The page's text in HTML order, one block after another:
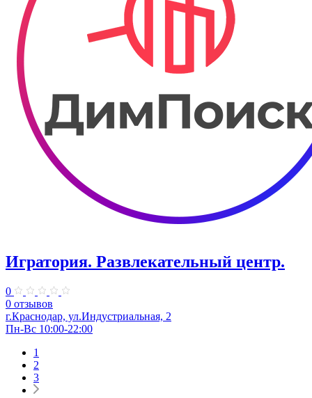
Игратория. Развлекательный центр.
0
0 отзывов
г.Краснодар, ул.Индустриальная, 2
Пн-Вс 10:00-22:00
1
2
3